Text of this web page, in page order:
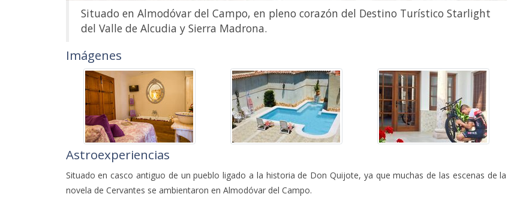
Situado en Almodóvar del Campo, en pleno corazón del Destino Turístico Starlight
del Valle de Alcudia y Sierra Madrona.
Imágenes
Astroexperiencias
Situado en casco antiguo de un pueblo ligado a la historia de Don Quijote, ya que muchas de las escenas de la
novela de Cervantes se ambientaron en Almodóvar del Campo.